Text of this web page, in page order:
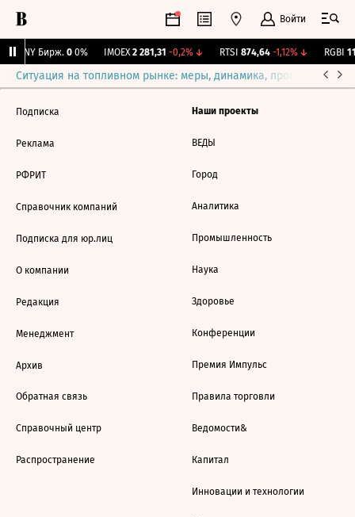
Войти
CNY Бирж. 0 0% IMOEX 2 281,31 -0,2%↓ RTSI 874,64 -1,12%↓ RGBI
Ситуация на топливном рынке: меры, динамика, прогнозы
Подписка
Реклама
РФРИТ
Справочник компаний
Подписка для юр.лиц
О компании
Редакция
Менеджмент
Архив
Обратная связь
Справочный центр
Распространение
Наши проекты
ВЕДЫ
Город
Аналитика
Промышленность
Наука
Здоровье
Конференции
Премия Импульс
Правила торговли
Ведомости&
Капитал
Инновации и технологии